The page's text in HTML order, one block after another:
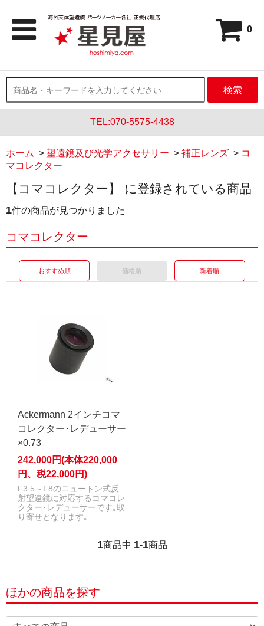
0
検索
TEL:070-5575-4438
ホーム > 望遠鏡及び光学アクセサリー > 補正レンズ > コ
マコレクター
【コマコレクター】 に登録されている商品
1件の商品が見つかりました
コマコレクター
おすすめ順 価格順 新着順
Ackermann 2インチコマ
コレクター･レデューサー
×0.73
242,000円(本体220,000
円、税22,000円)
F3.5～F8のニュートン式反
射望遠鏡に対応するコマコレ
クター･レデューサーです｡取
り寄せとなります｡
1商品中 1-1商品
ほかの商品を探す